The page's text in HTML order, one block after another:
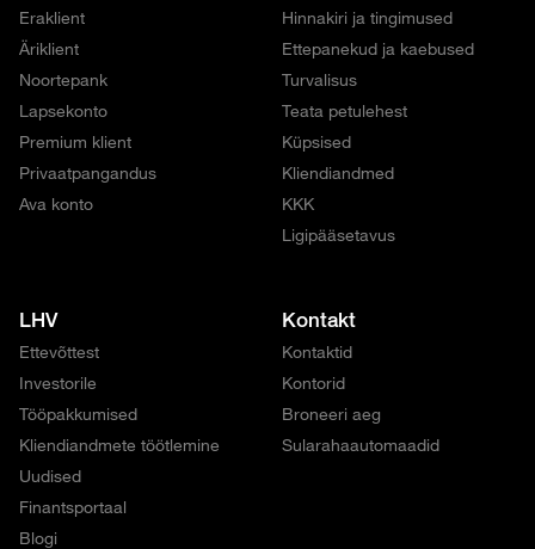
Eraklient
Äriklient
Noortepank
Lapsekonto
Premium klient
Privaatpangandus
Ava konto
Hinnakiri ja tingimused
Ettepanekud ja kaebused
Turvalisus
Teata petulehest
Küpsised
Kliendiandmed
KKK
Ligipääsetavus
LHV
Ettevõttest
Investorile
Tööpakkumised
Kliendiandmete töötlemine
Uudised
Finantsportaal
Blogi
Kontakt
Kontaktid
Kontorid
Broneeri aeg
Sularahaautomaadid